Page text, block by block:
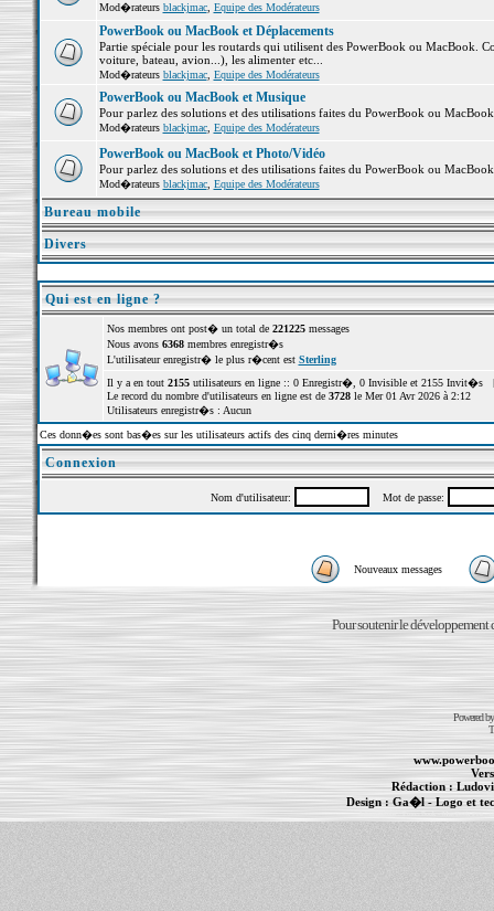
Mod�rateurs blackjmac, Equipe des Modérateurs
PowerBook ou MacBook et Déplacements
Partie spéciale pour les routards qui utilisent des PowerBook ou MacBook.
voiture, bateau, avion...), les alimenter etc...
Mod�rateurs blackjmac, Equipe des Modérateurs
PowerBook ou MacBook et Musique
Pour parlez des solutions et des utilisations faites du PowerBook ou
Mod�rateurs blackjmac, Equipe des Modérateurs
PowerBook ou MacBook et Photo/Vidéo
Pour parlez des solutions et des utilisations faites du PowerBook ou
Mod�rateurs blackjmac, Equipe des Modérateurs
Bureau mobile
Divers
Qui est en ligne ?
Nos membres ont post� un total de 221225messages
Nous avons 6368membres enregistr�s
L'utilisateur enregistr� le plus r�cent est Sterling
Il y a en tout 2155utilisateurs en ligne :: 0 Enregistr�, 0 Invisible et 2155 Invit�s
Le record du nombre d'utilisateurs en ligne est de 3728le Mer 01 Avr 2026 à 2:12
Utilisateurs enregistr�s : Aucun
Ces donn�es sont bas�es sur les utilisateurs actifs des cinq derni�res minutes
Connexion
Nom d'utilisateur: Mot de passe:
Nouveaux messages
Pour soutenir le développement
Powered
Rédaction :
Design :Ga�l- Logo et
PowerBook MacBook Pro